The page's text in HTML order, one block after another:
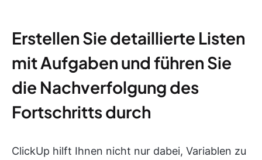
Erstellen Sie detaillierte Listen
mit Aufgaben und führen Sie
die Nachverfolgung des
Fortschritts durch
ClickUp hilft Ihnen nicht nur dabei, Variablen zu